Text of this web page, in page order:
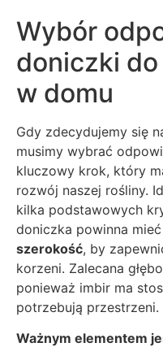
Wybór
doniczki
w domu
Gdy zdecydujemy się
musimy wybrać
kluczowy krok, który
rozwój naszej rośliny.
kilka podstawowych
doniczka powinna mieć
szerokość, by
korzeni. Zalecana
ponieważ imbir ma
potrzebują przestrzeni.
Ważnym elementem